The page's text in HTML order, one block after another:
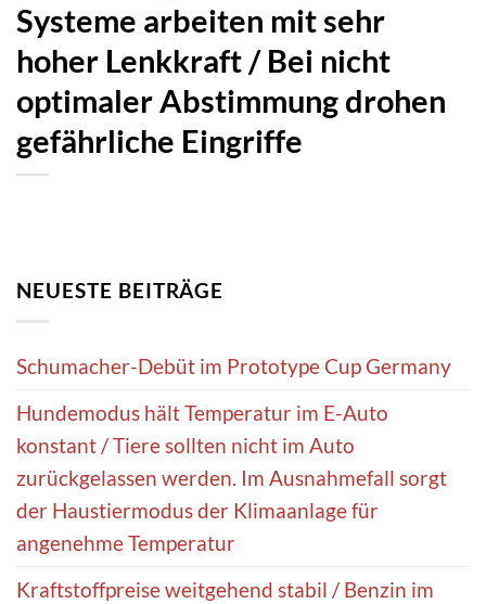
Systeme arbeiten mit sehr
hoher Lenkkraft / Bei nicht
optimaler Abstimmung drohen
gefährliche Eingriffe
NEUESTE BEITRÄGE
Schumacher-Debüt im Prototype Cup Germany
Hundemodus hält Temperatur im E-Auto
konstant / Tiere sollten nicht im Auto
zurückgelassen werden. Im Ausnahmefall sorgt
der Haustiermodus der Klimaanlage für
angenehme Temperatur
Kraftstoffpreise weitgehend stabil / Benzin im